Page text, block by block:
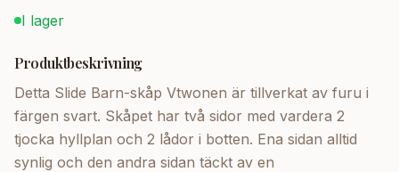
I lager
Produktbeskrivning
Detta Slide Barn-skåp Vtwonen är tillverkat av furu i
färgen svart. Skåpet har två sidor med vardera 2
tjocka hyllplan och 2 lådor i botten. Ena sidan alltid
synlig och den andra sidan täckt av en